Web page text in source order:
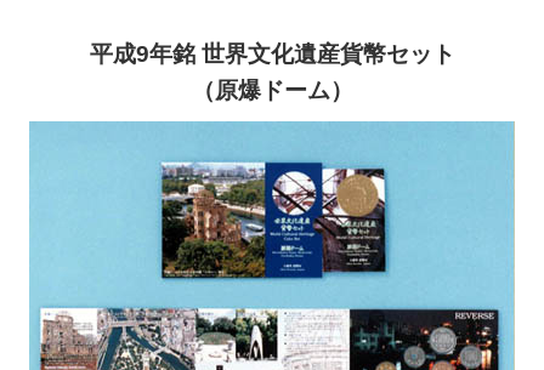
平成9年銘 世界文化遺産貨幣セット
（原爆ドーム）